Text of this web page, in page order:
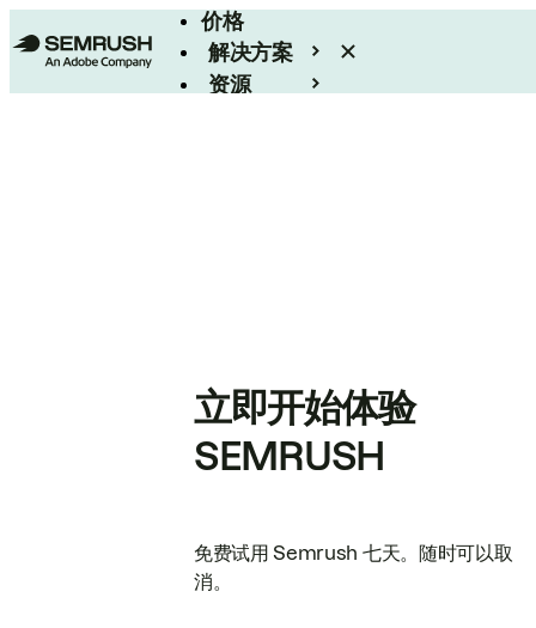
价格
解决方案
资源
立即开始体验
SEMRUSH
免费试用 Semrush 七天。随时可以取
消。